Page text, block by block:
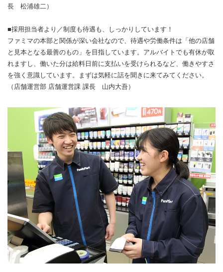
長 松浦雄二）
■採用担当者より／制度も待遇も、しっかりしています！
ファミマの本部と関係が深い会社なので、待遇や労働条件は「他の店舗
と見本となる最善のもの」を目指しています。アルバイトでも有休が取
れますし、働いた分は給料日前に支払いを受けられるなど、働きやすさ
を強く意識しています。まずは気軽に話を聞きに来てみてください。
（店舗運営部 店舗運営課 課長 山内大吾）